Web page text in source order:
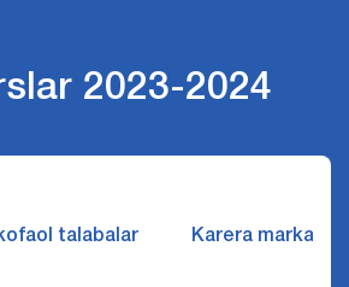
2023-2024
talabalar Karera markazi